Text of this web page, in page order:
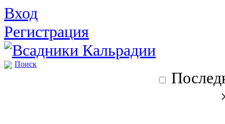
Вход
Регистрация
Поиск